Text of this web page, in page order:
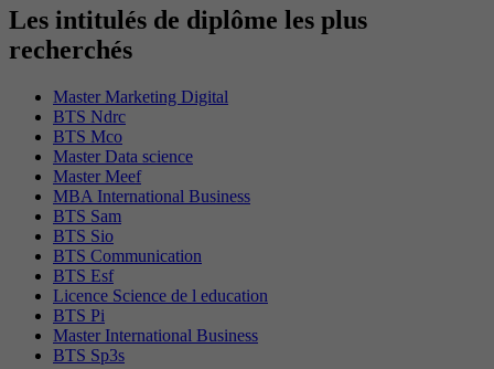
Les intitulés de diplôme les plus
recherchés
Master Marketing Digital
BTS Ndrc
BTS Mco
Master Data science
Master Meef
MBA International Business
BTS Sam
BTS Sio
BTS Communication
BTS Esf
Licence Science de l education
BTS Pi
Master International Business
BTS Sp3s